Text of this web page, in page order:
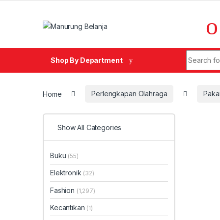
Shop By Department
Home Perlengkapan Olahraga
Show All Categories
Buku (55)
Elektronik (32)
Fashion (1,297)
Kecantikan (1)